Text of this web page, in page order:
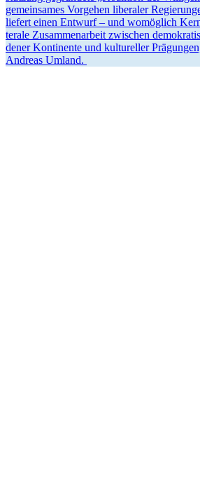
gemein­sames Vorgehen liberaler
liefert einen Entwurf – und womöglich
terale Zusam­men­arbeit zwischen
dener Konti­nente und kultu­reller
Andreas Umland.